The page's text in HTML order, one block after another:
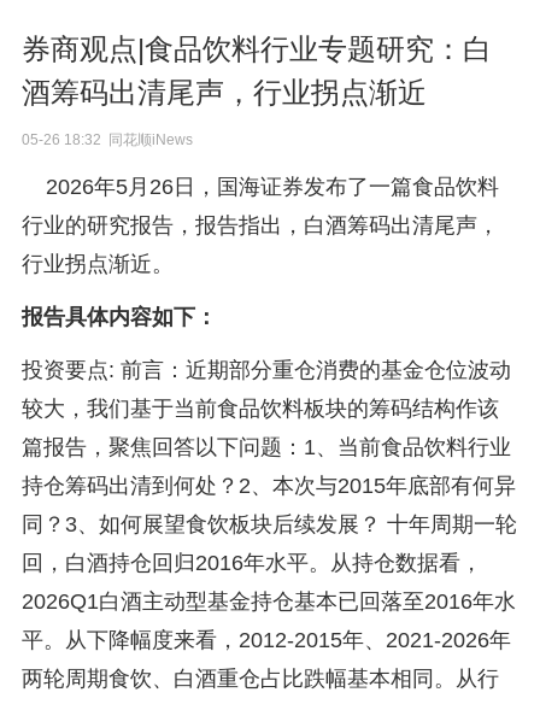
券商观点|食品饮料行业专题研究：白
酒筹码出清尾声，行业拐点渐近
05-26 18:32 同花顺iNews
2026年5月26日，国海证券发布了一篇食品饮料
行业的研究报告，报告指出，白酒筹码出清尾声，
行业拐点渐近。
报告具体内容如下：
投资要点: 前言：近期部分重仓消费的基金仓位波动
较大，我们基于当前食品饮料板块的筹码结构作该
篇报告，聚焦回答以下问题：1、当前食品饮料行业
持仓筹码出清到何处？2、本次与2015年底部有何异
同？3、如何展望食饮板块后续发展？ 十年周期一轮
回，白酒持仓回归2016年水平。从持仓数据看，
2026Q1白酒主动型基金持仓基本已回落至2016年水
平。从下降幅度来看，2012-2015年、2021-2026年
两轮周期食饮、白酒重仓占比跌幅基本相同。从行